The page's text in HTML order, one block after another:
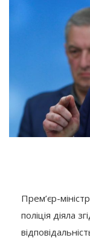
Прем’єр-
поліція діяла